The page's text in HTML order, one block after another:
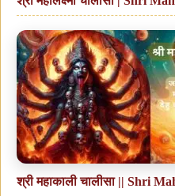
श्री महाकाली चालीसा || Shri